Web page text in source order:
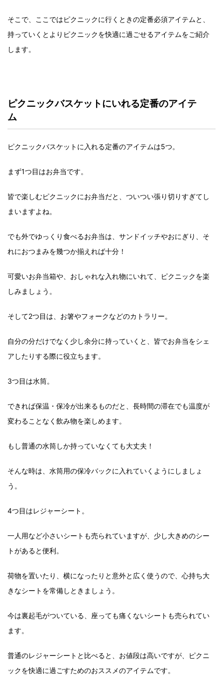
そこで、ここではピクニックに行くときの定番必須アイテムと、
持っていくとよりピクニックを快適に過ごせるアイテムをご紹介
します。
ピクニックバスケットにいれる定番のアイテ
ム
ピクニックバスケットに入れる定番のアイテムは5つ。
まず1つ目はお弁当です。
皆で楽しむピクニックにお弁当だと、ついつい張り切りすぎてし
まいますよね。
でも外でゆっくり食べるお弁当は、サンドイッチやおにぎり、そ
れにおつまみを幾つか揃えれば十分！
可愛いお弁当箱や、おしゃれな入れ物にいれて、ピクニックを楽
しみましょう。
そして2つ目は、お箸やフォークなどのカトラリー。
自分の分だけでなく少し余分に持っていくと、皆でお弁当をシェ
アしたりする際に役立ちます。
3つ目は水筒。
できれば保温・保冷が出来るものだと、長時間の滞在でも温度が
変わることなく飲み物を楽しめます。
もし普通の水筒しか持っていなくても大丈夫！
そんな時は、水筒用の保冷バックに入れていくようにしましょ
う。
4つ目はレジャーシート。
一人用など小さいシートも売られていますが、少し大きめのシー
トがあると便利。
荷物を置いたり、横になったりと意外と広く使うので、心持ち大
きなシートを常備しときましょう。
今は裏起毛がついている、座っても痛くないシートも売られてい
ます。
普通のレジャーシートと比べると、お値段は高いですが、ピクニ
ックを快適に過ごすためのおススメのアイテムです。